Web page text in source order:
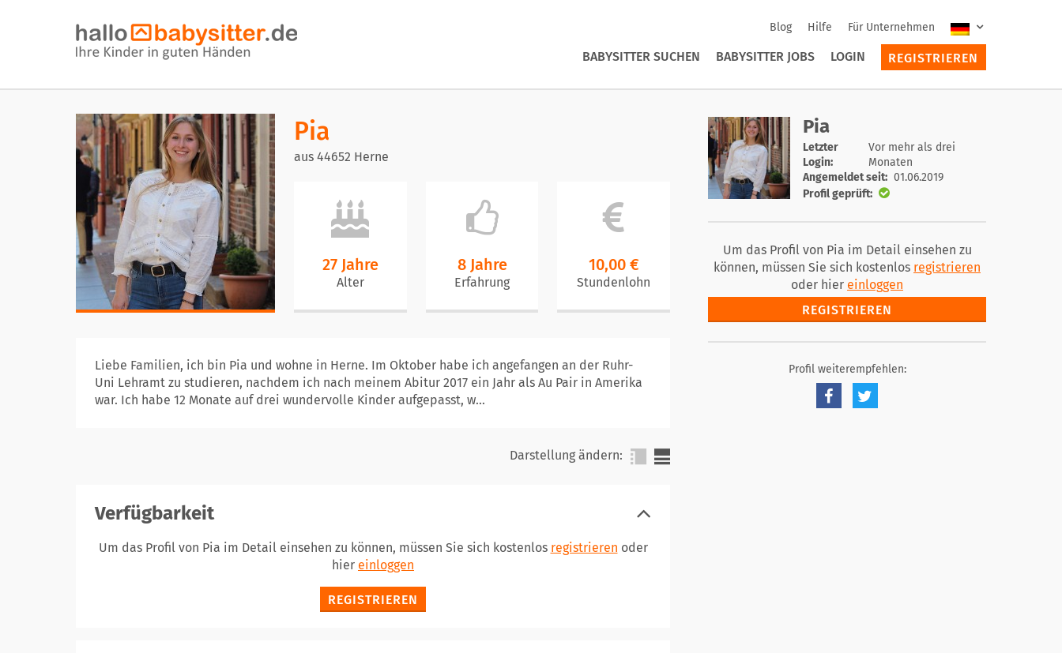
Blog Hilfe Für Unternehmen
BABYSITTER SUCHEN BABYSITTER JOBS LOGIN REGISTRIEREN
Pia
aus 44652 Herne
27 Jahre
Alter
8 Jahre
Erfahrung
10,00 €
Stundenlohn
Liebe Familien, ich bin Pia und wohne in Herne. Im Oktober habe ich angefangen an der Ruhr-
Uni Lehramt zu studieren, nachdem ich nach meinem Abitur 2017 ein Jahr als Au Pair in Amerika
war. Ich habe 12 Monate auf drei wundervolle Kinder aufgepasst, w...
Darstellung ändern:
Verfügbarkeit
Um das Profil von Pia im Detail einsehen zu können, müssen Sie sich kostenlos registrieren oder
hier einloggen
REGISTRIEREN
Pia
Letzter
Login:
Vor mehr als drei
Monaten
Angemeldet seit: 01.06.2019
Profil geprüft:
Um das Profil von Pia im Detail einsehen zu
können, müssen Sie sich kostenlos registrieren
oder hier einloggen
REGISTRIEREN
Profil weiterempfehlen: